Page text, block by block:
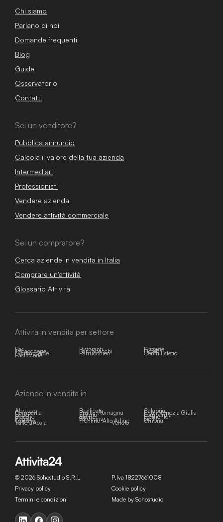
Chi siamo
Parlano di noi
Domande frequenti
Blog
Guide
Osservatorio
Contatti
Sei un venditore?
Pubblica annuncio
Calcola il valore della tua azienda
Intermediari
Professionisti
Vendere azienda
Vendere attività commerciale
Sei un compratore?
Cerca aziende in vendita in Italia
Comprare un'attività
Glossario Attività
Attività in vendita per settore
Bar Ristoranti Pizzerie
Tabaccherie Bar Tabacchi Hotel
E-commerce Parrucchieri Centri Estetici
Pasticcerie
Aziende in vendita in
Abruzzo Basilicata Calabria
Campania Emilia-Romagna Friuli-Venezia Giulia
Lazio Liguria Lombardia
Marche Molise Piemonte
Puglia Sardegna Sicilia
Toscana Trentino-Alto Adige Umbria
Valle d'Aosta Veneto
© 2026 Sohostudio S.R.L
P.Iva 18227661008
Privacy policy
Cookie policy
Termini e condizioni
Made by Sohostudio